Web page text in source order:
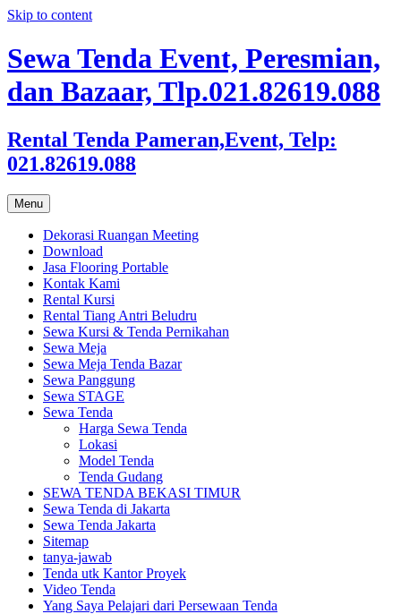
Skip to content
Sewa Tenda Event, Peresmian,
dan Bazaar, Tlp.021.82619.088
Rental Tenda Pameran,Event, Telp:
021.82619.088
Menu
Dekorasi Ruangan Meeting
Download
Jasa Flooring Portable
Kontak Kami
Rental Kursi
Rental Tiang Antri Beludru
Sewa Kursi & Tenda Pernikahan
Sewa Meja
Sewa Meja Tenda Bazar
Sewa Panggung
Sewa STAGE
Sewa Tenda
Harga Sewa Tenda
Lokasi
Model Tenda
Tenda Gudang
SEWA TENDA BEKASI TIMUR
Sewa Tenda di Jakarta
Sewa Tenda Jakarta
Sitemap
tanya-jawab
Tenda utk Kantor Proyek
Video Tenda
Yang Saya Pelajari dari Persewaan Tenda